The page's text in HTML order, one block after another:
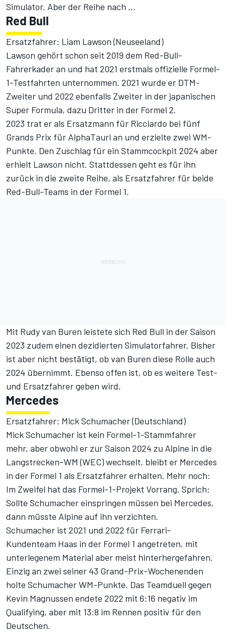
Simulator. Aber der Reihe nach ...
Red Bull
Ersatzfahrer: Liam Lawson (Neuseeland)
Lawson gehört schon seit 2019 dem Red-Bull-
Fahrerkader an und hat 2021 erstmals offizielle Formel-
1-Testfahrten unternommen. 2021 wurde er DTM-
Zweiter und 2022 ebenfalls Zweiter in der japanischen
Super Formula, dazu Dritter in der Formel 2.
2023 trat er als Ersatzmann für Ricciardo bei fünf
Grands Prix für AlphaTauri an und erzielte zwei WM-
Punkte. Den Zuschlag für ein Stammcockpit 2024 aber
erhielt Lawson nicht. Stattdessen geht es für ihn
zurück in die zweite Reihe, als Ersatzfahrer für beide
Red-Bull-Teams in der Formel 1.
Mit Rudy van Buren leistete sich Red Bull in der Saison
2023 zudem einen dezidierten Simulatorfahrer. Bisher
ist aber nicht bestätigt, ob van Buren diese Rolle auch
2024 übernimmt. Ebenso offen ist, ob es weitere Test-
und Ersatzfahrer geben wird.
Mercedes
Ersatzfahrer: Mick Schumacher (Deutschland)
Mick Schumacher ist kein Formel-1-Stammfahrer
mehr, aber obwohl er zur Saison 2024 zu Alpine in die
Langstrecken-WM (WEC)wechselt, bleibt er Mercedes
in der Formel 1 als Ersatzfahrer erhalten. Mehr noch:
Im Zweifel hat das Formel-1-Projekt Vorrang. Sprich:
Sollte Schumacher einspringen müssen bei Mercedes,
dann müsste Alpine auf ihn verzichten.
Schumacher ist 2021 und 2022 für Ferrari-
Kundenteam Haas in der Formel 1 angetreten, mit
unterlegenem Material aber meist hinterhergefahren.
Einzig an zwei seiner 43 Grand-Prix-Wochenenden
holte Schumacher WM-Punkte. Das Teamduell gegen
Kevin Magnussen endete 2022 mit 6:16 negativ im
Qualifying, aber mit 13:8 im Rennen positiv für den
Deutschen.